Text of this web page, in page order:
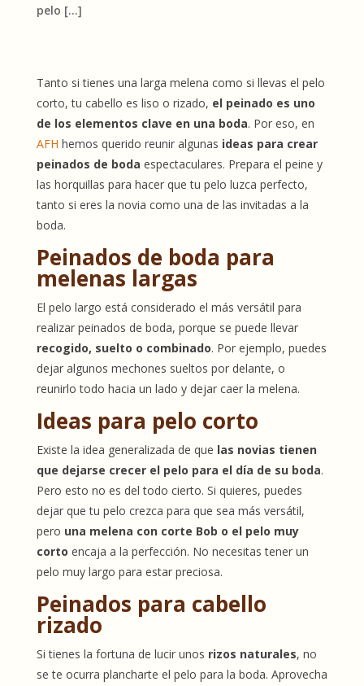
pelo […]
Tanto si tienes una larga melena como si llevas el pelo
corto, tu cabello es liso o rizado, el peinado es uno
de los elementos clave en una boda. Por eso, en
AFH hemos querido reunir algunas ideas para crear
peinados de boda espectaculares. Prepara el peine y
las horquillas para hacer que tu pelo luzca perfecto,
tanto si eres la novia como una de las invitadas a la
boda.
Peinados de boda para
melenas largas
El pelo largo está considerado el más versátil para
realizar peinados de boda, porque se puede llevar
recogido, suelto o combinado. Por ejemplo, puedes
dejar algunos mechones sueltos por delante, o
reunirlo todo hacia un lado y dejar caer la melena.
Ideas para pelo corto
Existe la idea generalizada de que las novias tienen
que dejarse crecer el pelo para el día de su boda.
Pero esto no es del todo cierto. Si quieres, puedes
dejar que tu pelo crezca para que sea más versátil,
pero una melena con corte Bob o el pelo muy
corto encaja a la perfección. No necesitas tener un
pelo muy largo para estar preciosa.
Peinados para cabello
rizado
Si tienes la fortuna de lucir unos rizos naturales, no
se te ocurra plancharte el pelo para la boda. Aprovecha